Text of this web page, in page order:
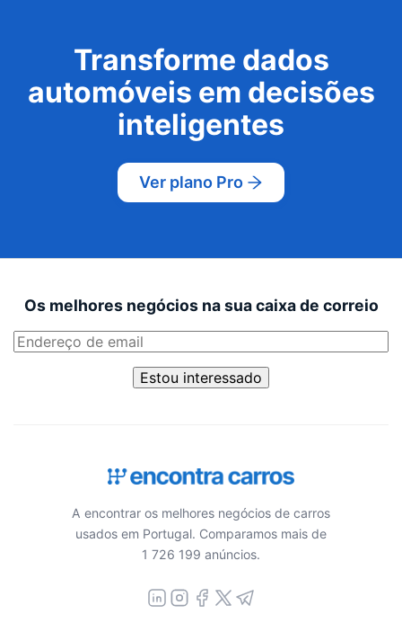
Transforme dados
automóveis em decisões
inteligentes
Ver plano Pro
Os melhores negócios na sua caixa de correio
Estou interessado
A encontrar os melhores negócios de carros
usados em Portugal. Comparamos mais de
1 726 199 anúncios.